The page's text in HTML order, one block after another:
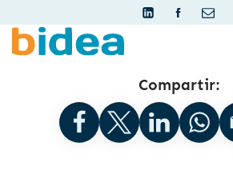
Compartir: